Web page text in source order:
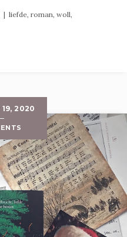
| liefde, roman, woll,
19, 2020